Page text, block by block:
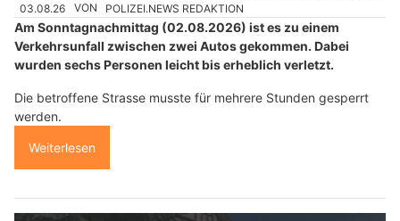
03.08.26 VON POLIZEI.NEWS REDAKTION
Am Sonntagnachmittag (02.08.2026) ist es zu einem
Verkehrsunfall zwischen zwei Autos gekommen. Dabei
wurden sechs Personen leicht bis erheblich verletzt.
Die betroffene Strasse musste für mehrere Stunden gesperrt
werden.
Weiterlesen